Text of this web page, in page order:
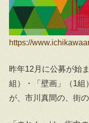
https://
昨年12月に公募が始
組）・「壁画」（1組
が、市川真間の、街